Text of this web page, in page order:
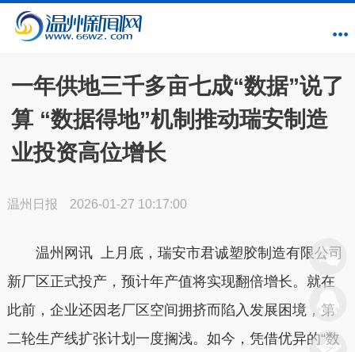
一年供地三千多亩七成“数据”说了
算 “数据得地”机制推动瑞安制造
业投资高位增长
温州日报 2026-01-27 10:17:00
温州网讯 上月底，瑞安市君诚塑胶制造有限公司
新厂区正式投产，预计年产值将实现翻倍增长。就在
此前，企业还因老厂区空间拥挤而陷入发展困境，第
二轮生产线扩张计划一度搁浅。如今，凭借优异的“数